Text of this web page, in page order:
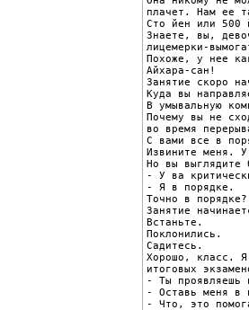
плачет. Нам ее
Сто йен или 500
Знаете, вы,
лицемерки-
Похоже, у нее
Айхара-сан!
Занятие скоро
Куда вы
В умывальную
Почему вы не
во время
С вами все в
Извините меня.
Но вы выглядите
- У ва
- Я в порядке.
Точно в
Занятие
Встаньте.
Поклонились.
Садитесь.
Хорошо, класс. Я
итоговых
- Ты проявляешь
- Оставь меня в
- Что, это